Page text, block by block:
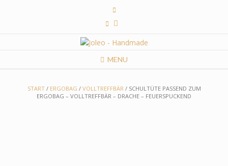
MENU
START/ ERGOBAG / VOLLTREFFBÄR/ SCHULTÜTE PASSEND ZUM
ERGOBAG – VOLLTREFFBÄR – DRACHE – FEUERSPUCKEND